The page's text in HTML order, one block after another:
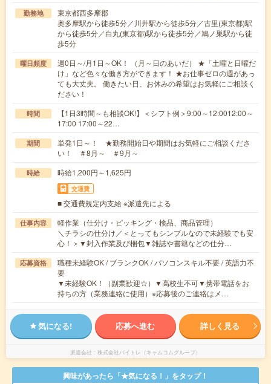
勤務地
東京都西多摩郡
奥多摩駅から徒歩5分／川井駅から徒歩5分／古里(東京都)駅
から徒歩5分／白丸(東京都)駅から徒歩5分／鳩ノ巣駅から徒
歩5分
曜日頻度
週0日～/月1日～OK！ （月～日のあいだ） ★「土曜と日曜だ
け」など色々な働き方ができます！ ★お仕事ゼロの週があっ
ても大丈夫。 働きたい日、お休みの希望はお気軽にご相談く
ださい！
時間
【1日3時間～も相談OK!】＜シフト例＞9:00～12:0012:00～
17:00 17:00～22…
期間
単発1日～！ ★勤務開始日や期間はお気軽にご相談くださ
い！ ＃8月～ ＃9月～
時給 時給1,200円～1,625円
交通費
■ 交通費規定内支給 ※派遣先による
仕事内容
軽作業（仕分け・ピッキング・検品、商品管理）
＼チラシの仕分け／＜とってもシンプルなので未経験でも安
心！＞▼封入作業及び梱包▼雑誌や書籍などの仕分…
応募資格
職種未経験OK / ブランクOK / パソコンスキル不要 / 英語力不
要
▼未経験OK！（副業歓迎☆）▼高校生不可▼携帯電話をお
持ちの方（業務連絡に使用）※応募後のご連絡はメ…
気になる! 応募へ進む 詳しく見る
派遣会社 株式会社バイトレ（キャムコムグループ）
興味があったら「★気になる！」をタップ！